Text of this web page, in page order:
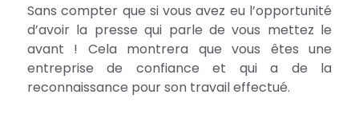
Sans compter que si vous avez eu l’opportunité
d’avoir la presse qui parle de vous mettez le
avant ! Cela montrera que vous êtes une
entreprise de confiance et qui a de la
reconnaissance pour son travail effectué.